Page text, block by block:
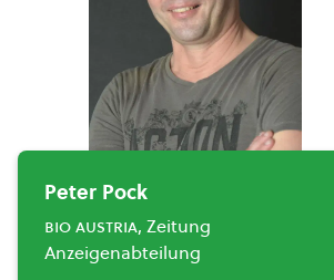
Peter Pock
bio austria, Zeitung
Anzeigenabteilung